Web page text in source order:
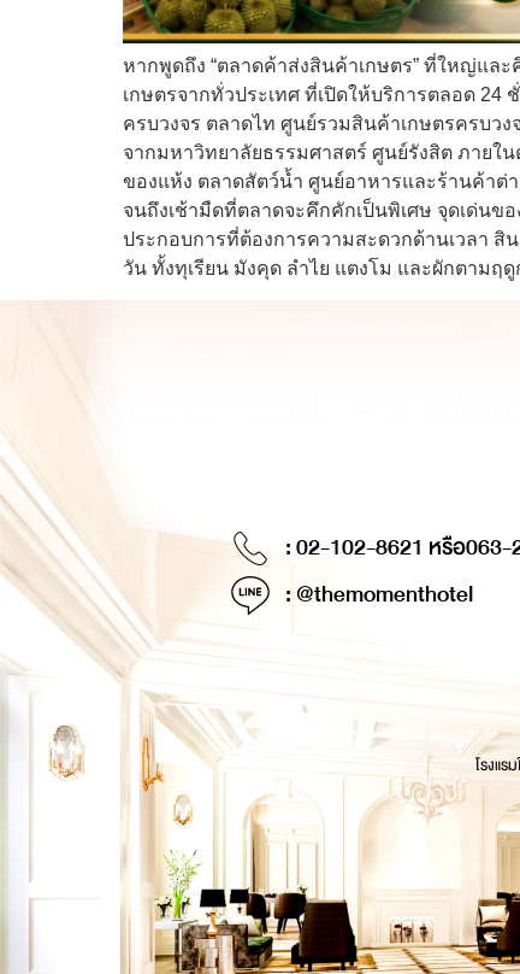
หากพูดถึง “ตลาดค้าส่งสินค้าเกษตร” ที่ใหญ่แล
เกษตรจากทั่วประเทศ ที่เปิดให้บริการตลอด
ครบวงจร ตลาดไท ศูนย์รวมสินค้าเกษตรครบว
จากมหาวิทยาลัยธรรมศาสตร์ ศูนย์รังสิต ภายใ
ของแห้ง ตลาดสัตว์น้ำ ศูนย์อาหารและร้านค้าต่
จนถึงเช้ามืดที่ตลาดจะคึกคักเป็นพิเศษ จุดเด่นข
ประกอบการที่ต้องการความสะดวกด้านเวลา
วัน ทั้งทุเรียน มังคุด ลำไย แตงโม และผักตามฤ
: 02-102-8621 หรือ063-
: @themomenthotel
โรงแ